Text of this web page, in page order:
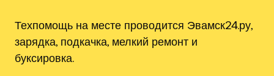
Техпомощь на месте проводится Эвамск24.ру,
зарядка, подкачка, мелкий ремонт и
буксировка.